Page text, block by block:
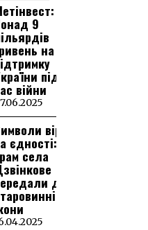
9
на
під
війни
віри
єдності: у
села
дві